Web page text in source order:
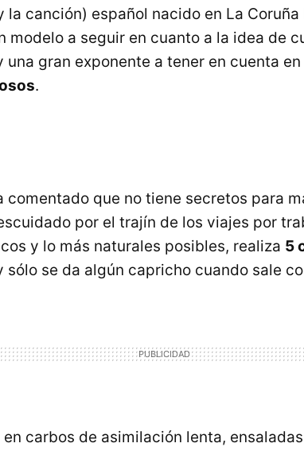
la canción) español nacido en La
modelo a seguir en cuanto a la idea de
una gran exponente a tener en cuenta
.
comentado que no tiene secretos para
por el trajín de los viajes por
y lo más naturales posibles, realiza 5
sólo se da algún capricho cuando sale
carbos de asimilación lenta,